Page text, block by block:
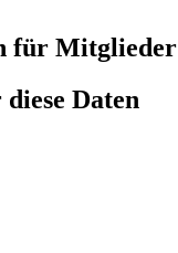
für Mitglieder
Daten